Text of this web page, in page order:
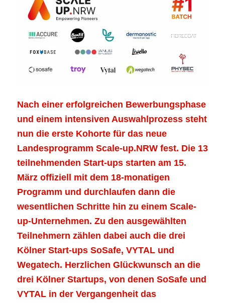
Nach einer erfolgreichen Bewerbungsphase
und einem intensiven Auswahlprozess steht
nun die erste Kohorte für das neue
Landesprogramm Scale-up.NRW fest. Die 13
teilnehmenden Start-ups starten am 15.
März offiziell mit dem 18-monatigen
Programm und durchlaufen dann die
wesentlichen Schritte hin zu einem Scale-
up-Unternehmen. Zu den ausgewählten
Teilnehmern zählen dabei auch die drei
Kölner Start-ups SoSafe, VYTAL und
Wegatech. Herzlichen Glückwunsch an die
drei Kölner Startups, von denen SoSafe und
VYTAL in der Vergangenheit das